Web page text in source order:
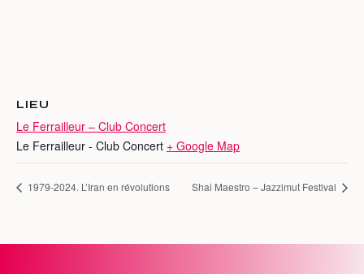
LIEU
Le Ferrailleur – Club Concert
Le Ferrailleur - Club Concert + Google Map
1979-2024. L’Iran en révolutions Shai Maestro – Jazzimut Festival